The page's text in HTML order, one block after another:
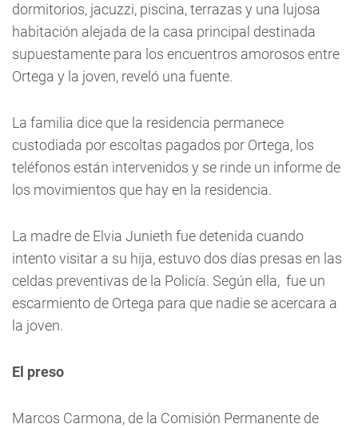
dormitorios, jacuzzi, piscina, terrazas y una lujosa
habitación alejada de la casa principal destinada
supuestamente para los encuentros amorosos entre
Ortega y la joven, reveló una fuente.
La familia dice que la residencia permanece
custodiada por escoltas pagados por Ortega, los
teléfonos están intervenidos y se rinde un informe de
los movimientos que hay en la residencia.
La madre de Elvia Junieth fue detenida cuando
intento visitar a su hija, estuvo dos días presas en las
celdas preventivas de la Policía. Según ella, fue un
escarmiento de Ortega para que nadie se acercara a
la joven.
El preso
Marcos Carmona, de la Comisión Permanente de